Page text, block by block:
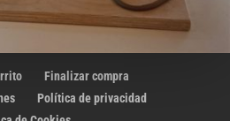
Finalizar compra
Política de privacidad